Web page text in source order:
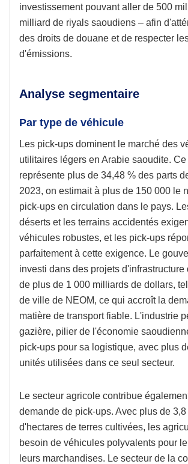
investissement pouvant aller de 500
milliard de riyals saoudiens – afin
des droits de douane et de respecter
d'émissions.
Analyse segmentaire
Par type de véhicule
Les pick-ups dominent le marché des
utilitaires légers en Arabie saoudite.
représente plus de 34,48 % des parts
2023, on estimait à plus de 150 000 le
pick-ups en circulation dans le pays.
déserts et les terrains accidentés
véhicules robustes, et les pick-ups
parfaitement à cette exigence. Le
investi dans des projets d'infrastructure
de plus de 1 000 milliards de dollars,
de ville de NEOM, ce qui accroît la
matière de transport fiable. L'industrie
gazière, pilier de l'économie
pick-ups pour sa logistique, avec plus
unités utilisées dans ce seul secteur.
Le secteur agricole contribue
demande de pick-ups. Avec plus de
d'hectares de terres cultivées, les
besoin de véhicules polyvalents pour
leurs marchandises. Le secteur de la